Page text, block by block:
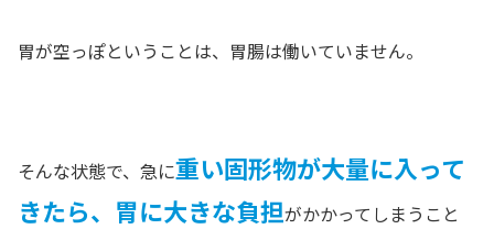
胃が空っぽということは、胃腸は働いていません。
そんな状態で、急に重い固形物が大量に入って
きたら、胃に大きな負担がかかってしまうこと